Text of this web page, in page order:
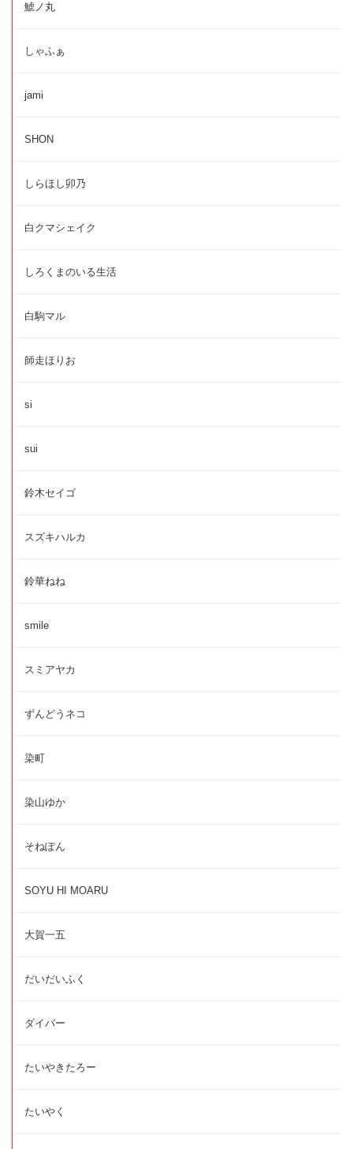
鯱ノ丸
しゃふぁ
jami
SHON
しらほし卯乃
白クマシェイク
しろくまのいる生活
白駒マル
師走ほりお
si
sui
鈴木セイゴ
スズキハルカ
鈴華ねね
smile
スミアヤカ
ずんどうネコ
染町
染山ゆか
そねぽん
SOYU HI MOARU
大賀一五
だいだいふく
ダイバー
たいやきたろー
たいやく